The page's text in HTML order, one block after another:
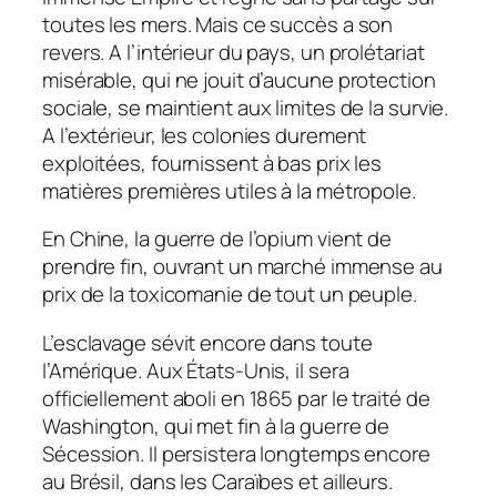
toutes les mers. Mais ce succès a son
revers. A l’intérieur du pays, un prolétariat
misérable, qui ne jouit d’aucune protection
sociale, se maintient aux limites de la survie.
A l’extérieur, les colonies durement
exploitées, fournissent à bas prix les
matières premières utiles à la métropole.
En Chine, la guerre de l’opium vient de
prendre fin, ouvrant un marché immense au
prix de la toxicomanie de tout un peuple.
L’esclavage sévit encore dans toute
l’Amérique. Aux États-Unis, il sera
officiellement aboli en 1865 par le traité de
Washington, qui met fin à la guerre de
Sécession. Il persistera longtemps encore
au Brésil, dans les Caraïbes et ailleurs.